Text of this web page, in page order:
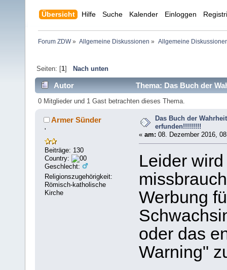
Übersicht Hilfe Suche Kalender Einloggen
Forum ZDW» Allgemeine Diskussionen » Allgemeine
Seiten: [1] Nach unten
Autor Thema: Das Buch der
0 Mitglieder und 1 Gast betrachten dieses Thema.
Armer Sünder
'
Beiträge: 130
Country:
Geschlecht:
Religionszugehörigkeit:
Römisch-katholische
Kirche
Das Buch der
erfunden!!!!!!!!!
« am: 08. Dezember 2016,
Leider
Werbung
oder das
Warning"